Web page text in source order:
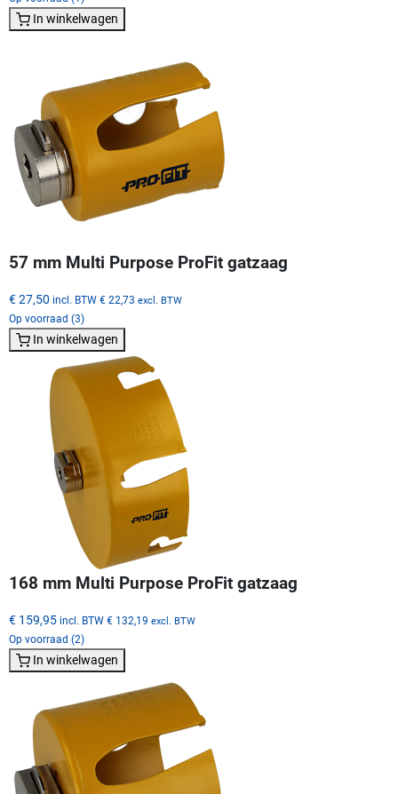
In winkelwagen
57 mm Multi Purpose ProFit gatzaag
€ 27,50 incl. BTW € 22,73 excl. BTW
Op voorraad (3)
In winkelwagen
168 mm Multi Purpose ProFit gatzaag
€ 159,95 incl. BTW € 132,19 excl. BTW
Op voorraad (2)
In winkelwagen